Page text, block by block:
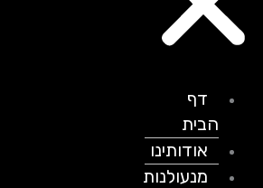
דף
הבית
אודותינו
מנעולנות